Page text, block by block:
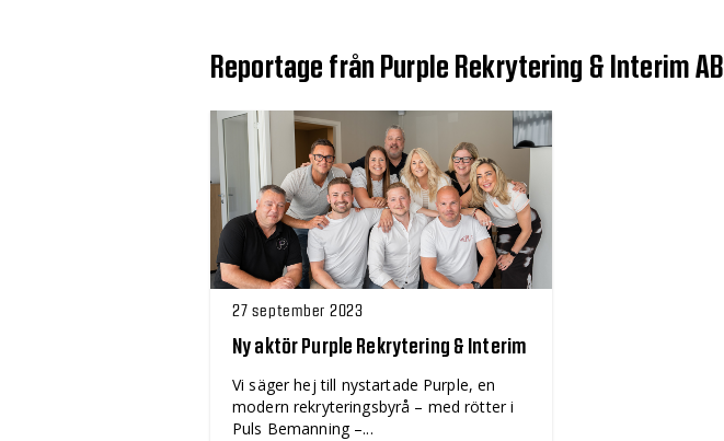
Reportage från Purple Rekrytering & Interim AB
27 september 2023
Ny aktör Purple Rekrytering & Interim
Vi säger hej till nystartade Purple, en
modern rekryteringsbyrå – med rötter i
Puls Bemanning –...